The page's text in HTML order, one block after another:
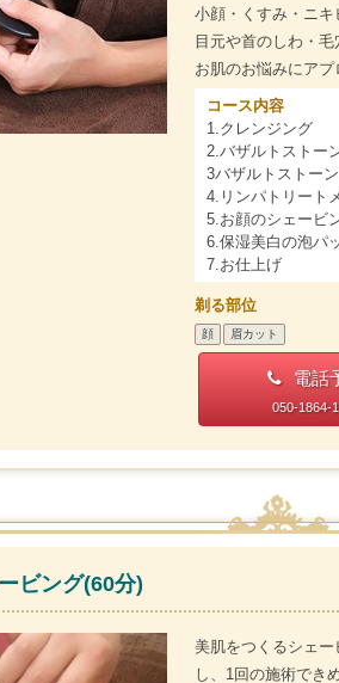
小顔・くすみ・ニキ
目元や首のしわ・
お肌のお悩みにア
コース内容
1.クレンジング
2.バザルトストー
3バザルトストー
4.リンパトリート
5.お顔のシェービ
6.保湿美白の泡パ
7.お仕上げ
剃る部位
顔 眉カット
電話
050-1864-
ビング(60分)
美肌をつくるシェ
し、1回の施術でき